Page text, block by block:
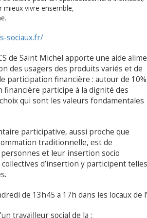
vivre ensemble,
sociaux.fr/
de Saint Michel apporte une aide
des usagers des produits variés et de
participation financière : autour de 10%
financière participe à la dignité des
qui sont les valeurs fondamentales
participative, aussi proche que
traditionnelle, est de
et leur insertion socio
d’insertion y participent
de 13h45 a 17h dans les locaux de
travailleur social de la :